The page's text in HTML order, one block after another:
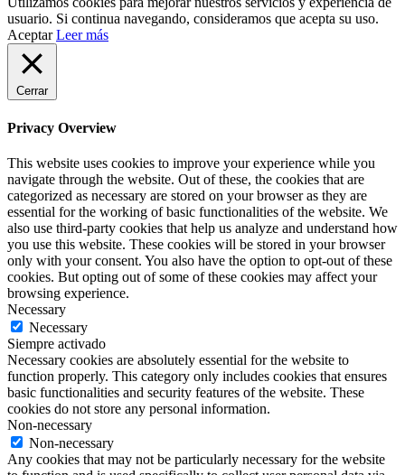
usuario. Si continua navegando, consideramos que acepta su uso.
Aceptar Leer más
Cerrar
Privacy Overview
This website uses cookies to improve your experience while you
navigate through the website. Out of these, the cookies that are
categorized as necessary are stored on your browser as they are
essential for the working of basic functionalities of the website. We
also use third-party cookies that help us analyze and understand how
you use this website. These cookies will be stored in your browser
only with your consent. You also have the option to opt-out of these
cookies. But opting out of some of these cookies may affect your
browsing experience.
Necessary
Necessary
Siempre activado
Necessary cookies are absolutely essential for the website to
function properly. This category only includes cookies that ensures
basic functionalities and security features of the website. These
cookies do not store any personal information.
Non-necessary
Non-necessary
Any cookies that may not be particularly necessary for the website